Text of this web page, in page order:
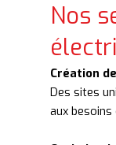
Nos
Création
Des sites
aux besoins